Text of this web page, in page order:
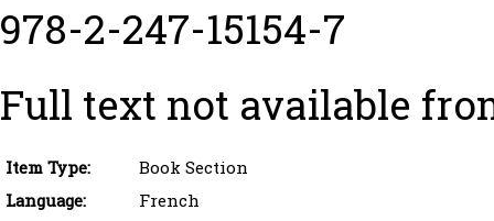
978-2-247-15154-7
Full text not available
Item Type:
Book Section
Language:
French